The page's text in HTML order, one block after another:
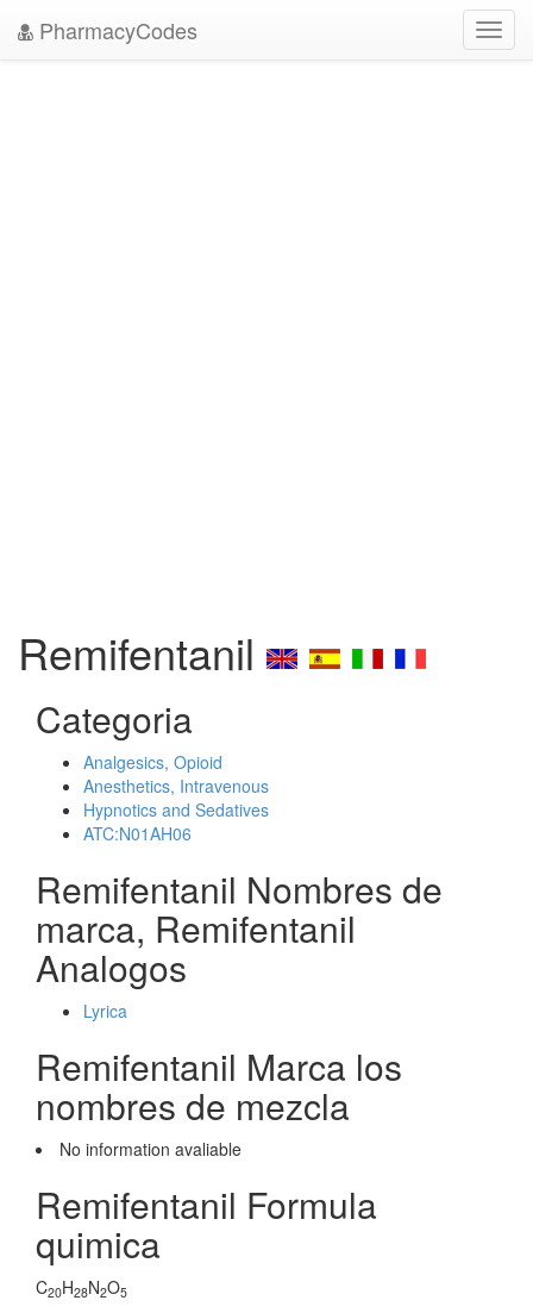
PharmacyCodes
Remifentanil
Categoria
Analgesics, Opioid
Anesthetics, Intravenous
Hypnotics and Sedatives
ATC:N01AH06
Remifentanil Nombres de
marca, Remifentanil
Analogos
Lyrica
Remifentanil Marca los
nombres de mezcla
No information avaliable
Remifentanil Formula
quimica
C20H28N2O5